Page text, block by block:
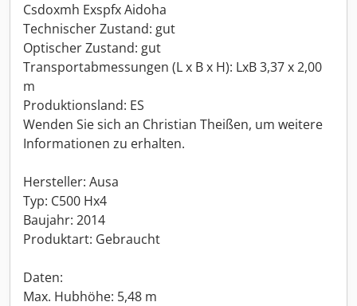
Csdoxmh Exspfx Aidoha
Technischer Zustand: gut
Optischer Zustand: gut
Transportabmessungen (L x B x H): LxB 3,37 x 2,00
m
Produktionsland: ES
Wenden Sie sich an Christian Theißen, um weitere
Informationen zu erhalten.
Hersteller: Ausa
Typ: C500 Hx4
Baujahr: 2014
Produktart: Gebraucht
Daten:
Max. Hubhöhe: 5,48 m